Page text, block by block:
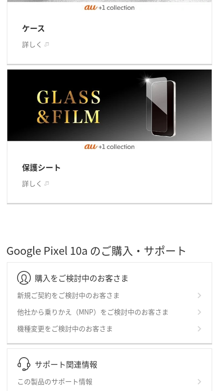
ケース
詳しく
保護シート
詳しく
Google Pixel 10a のご購入・サポート
購入をご検討中のお客さま
新規ご契約をご検討中のお客さま
他社から乗りかえ（MNP）をご検討中のお客さま
機種変更をご検討中のお客さま
サポート関連情報
この製品のサポート情報